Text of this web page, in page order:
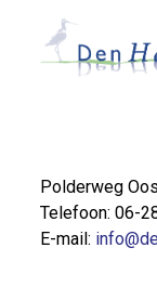
Polderweg
Telefoon: 06-
E-mail: